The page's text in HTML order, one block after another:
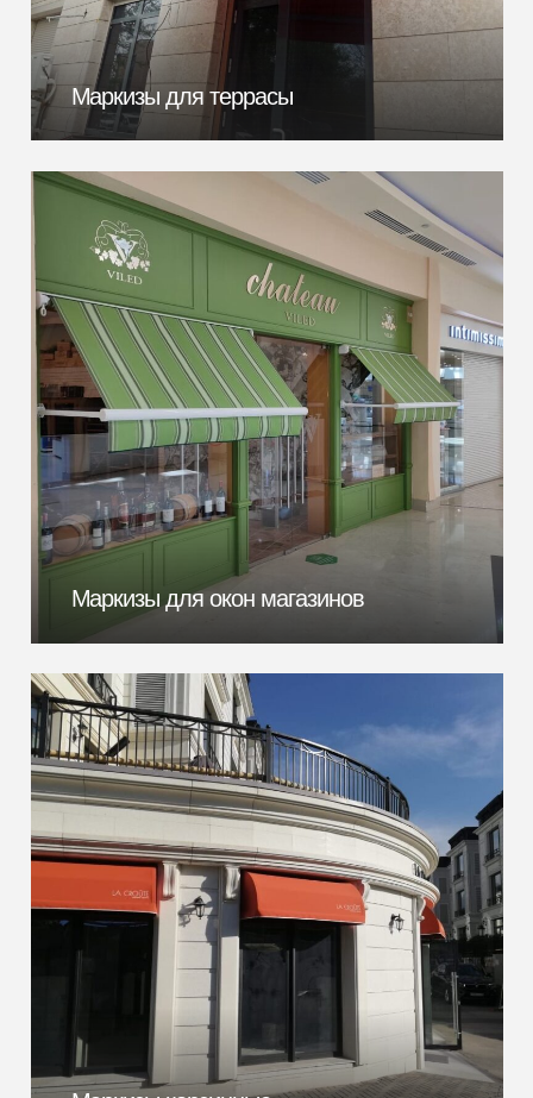
Маркизы для террасы
Маркизы для окон магазинов